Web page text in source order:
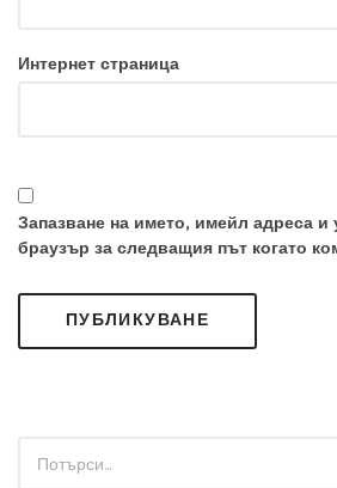
Интернет страница
Запазване на името, имейл адреса и
браузър за следващия път когато
for: